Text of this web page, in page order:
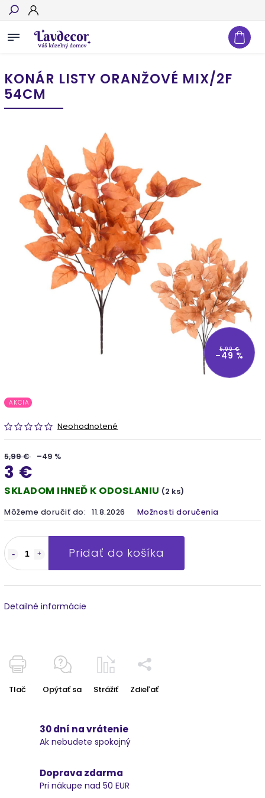
Hľadať
KONÁR LISTY ORANŽOVÉ MIX/2F
54CM
5,99 €
–49 %
AKCIA
Neohodnotené
5,99 € –49 %
3 €
SKLADOM IHNEĎ K ODOSLANIU (2 ks)
Môžeme doručiť do: 11.8.2026 Možnosti doručenia
Pridať do košíka
Detailné informácie
Tlač Opýtať sa Strážiť Zdieľať
30 dní na vrátenie
Ak nebudete spokojný
Doprava zdarma
Pri nákupe nad 50 EUR